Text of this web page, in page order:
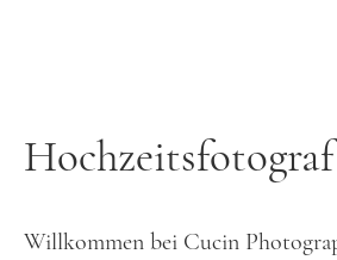
Willkommen bei Cucin